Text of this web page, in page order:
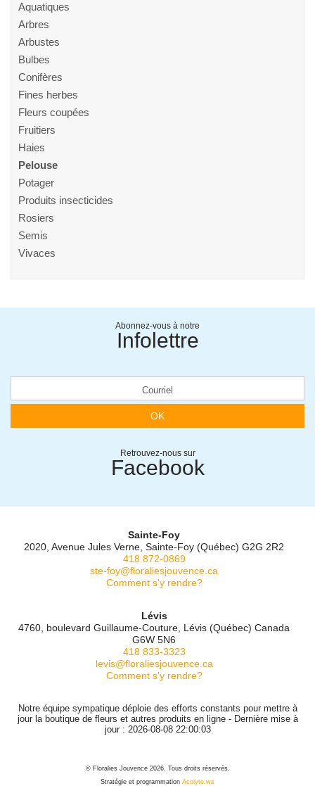
Aquatiques
Arbres
Arbustes
Bulbes
Conifères
Fines herbes
Fleurs coupées
Fruitiers
Haies
Pelouse
Potager
Produits insecticides
Rosiers
Semis
Vivaces
Abonnez-vous à notre
Infolettre
OK
Retrouvez-nous sur
Facebook
Sainte-Foy
2020, Avenue Jules Verne, Sainte-Foy (Québec) G2G 2R2
418 872-0869
ste-foy@floraliesjouvence.ca
Comment s'y rendre?
Lévis
4760, boulevard Guillaume-Couture, Lévis (Québec) Canada
G6W 5N6
418 833-3323
levis@floraliesjouvence.ca
Comment s'y rendre?
Notre équipe sympatique déploie des efforts constants pour mettre à
jour la boutique de fleurs et autres produits en ligne - Dernière mise à
jour : 2026-08-08 22:00:03
© Floralies Jouvence 2026. Tous droits réservés.
Stratégie et programmation Acolyte.ws